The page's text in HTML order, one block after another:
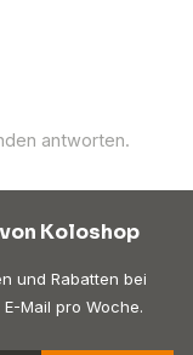
antworten.
Koloshop
und Rabatten bei
Mail pro Woche.